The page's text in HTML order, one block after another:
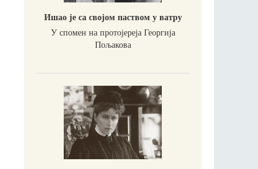
Ишао је са својом паством у ватру
У спомен на протојереја Георгија
Пољакова